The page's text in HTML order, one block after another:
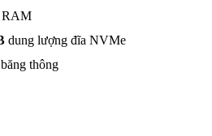
RAM
dung lượng đĩa NVMe
băng thông